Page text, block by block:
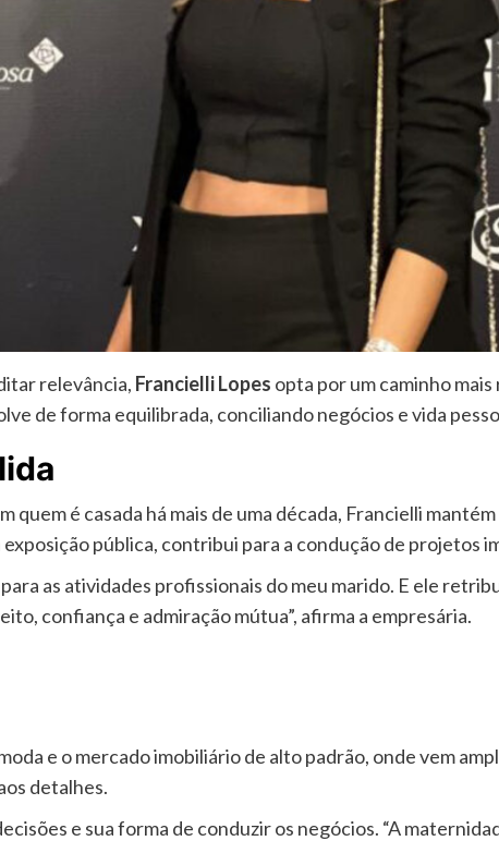
relevância, Francielli Lopes opta por um caminho
de forma equilibrada, conciliando negócios e vida
quem é casada há mais de uma década, Francielli
pública, contribui para a condução de projetos
as atividades profissionais do meu marido. E ele
confiança e admiração mútua”, afirma a empresária.
e o mercado imobiliário de alto padrão, onde vem
detalhes.
e sua forma de conduzir os negócios. “A